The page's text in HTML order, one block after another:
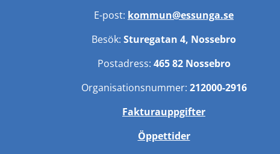
E-post: kommun@essunga.se
Besök: Sturegatan 4, Nossebro
Postadress: 465 82 Nossebro
Organisationsnummer: 212000-2916
Fakturauppgifter
Öppettider